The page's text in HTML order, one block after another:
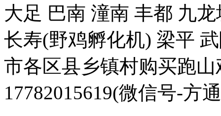
大足 巴南 潼南 丰都 九
长寿(野鸡孵化机) 梁平
市各区县乡镇村购买跑
17782015619(微信号-方